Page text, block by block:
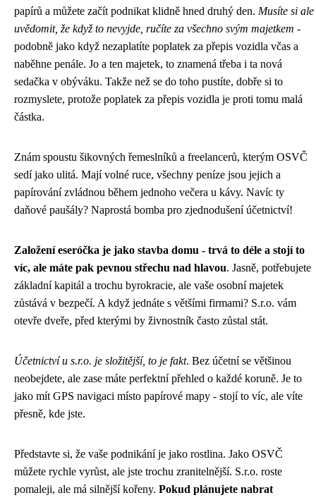
papírů a můžete začít podnikat klidně hned druhý den. Musíte si ale
uvědomit, že když to nevyjde, ručíte za všechno svým majetkem -
podobně jako když nezaplatíte poplatek za přepis vozidla včas a
naběhne penále. Jo a ten majetek, to znamená třeba i ta nová
sedačka v obýváku. Takže než se do toho pustíte, dobře si to
rozmyslete, protože poplatek za přepis vozidla je proti tomu malá
částka.
Znám spoustu šikovných řemeslníků a freelancerů, kterým OSVČ
sedí jako ulitá. Mají volné ruce, všechny peníze jsou jejich a
papírování zvládnou během jednoho večera u kávy. Navíc ty
daňové paušály? Naprostá bomba pro zjednodušení účetnictví!
Založení eseróčka je jako stavba domu - trvá to déle a stojí to
víc, ale máte pak pevnou střechu nad hlavou. Jasně, potřebujete
základní kapitál a trochu byrokracie, ale vaše osobní majetek
zůstává v bezpečí. A když jednáte s většími firmami? S.r.o. vám
otevře dveře, před kterými by živnostník často zůstal stát.
Účetnictví u s.r.o. je složitější, to je fakt. Bez účetní se většinou
neobejdete, ale zase máte perfektní přehled o každé koruně. Je to
jako mít GPS navigaci místo papírové mapy - stojí to víc, ale víte
přesně, kde jste.
Představte si, že vaše podnikání je jako rostlina. Jako OSVČ
můžete rychle vyrůst, ale jste trochu zranitelnější. S.r.o. roste
pomaleji, ale má silnější kořeny. Pokud plánujete nabrat